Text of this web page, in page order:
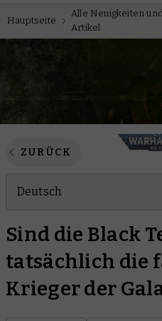
Hauptseite
Alle Neuigkeiten
Artikel
ZURÜCK
Deutsch
Sind die Black
tatsächlich die
Krieger der